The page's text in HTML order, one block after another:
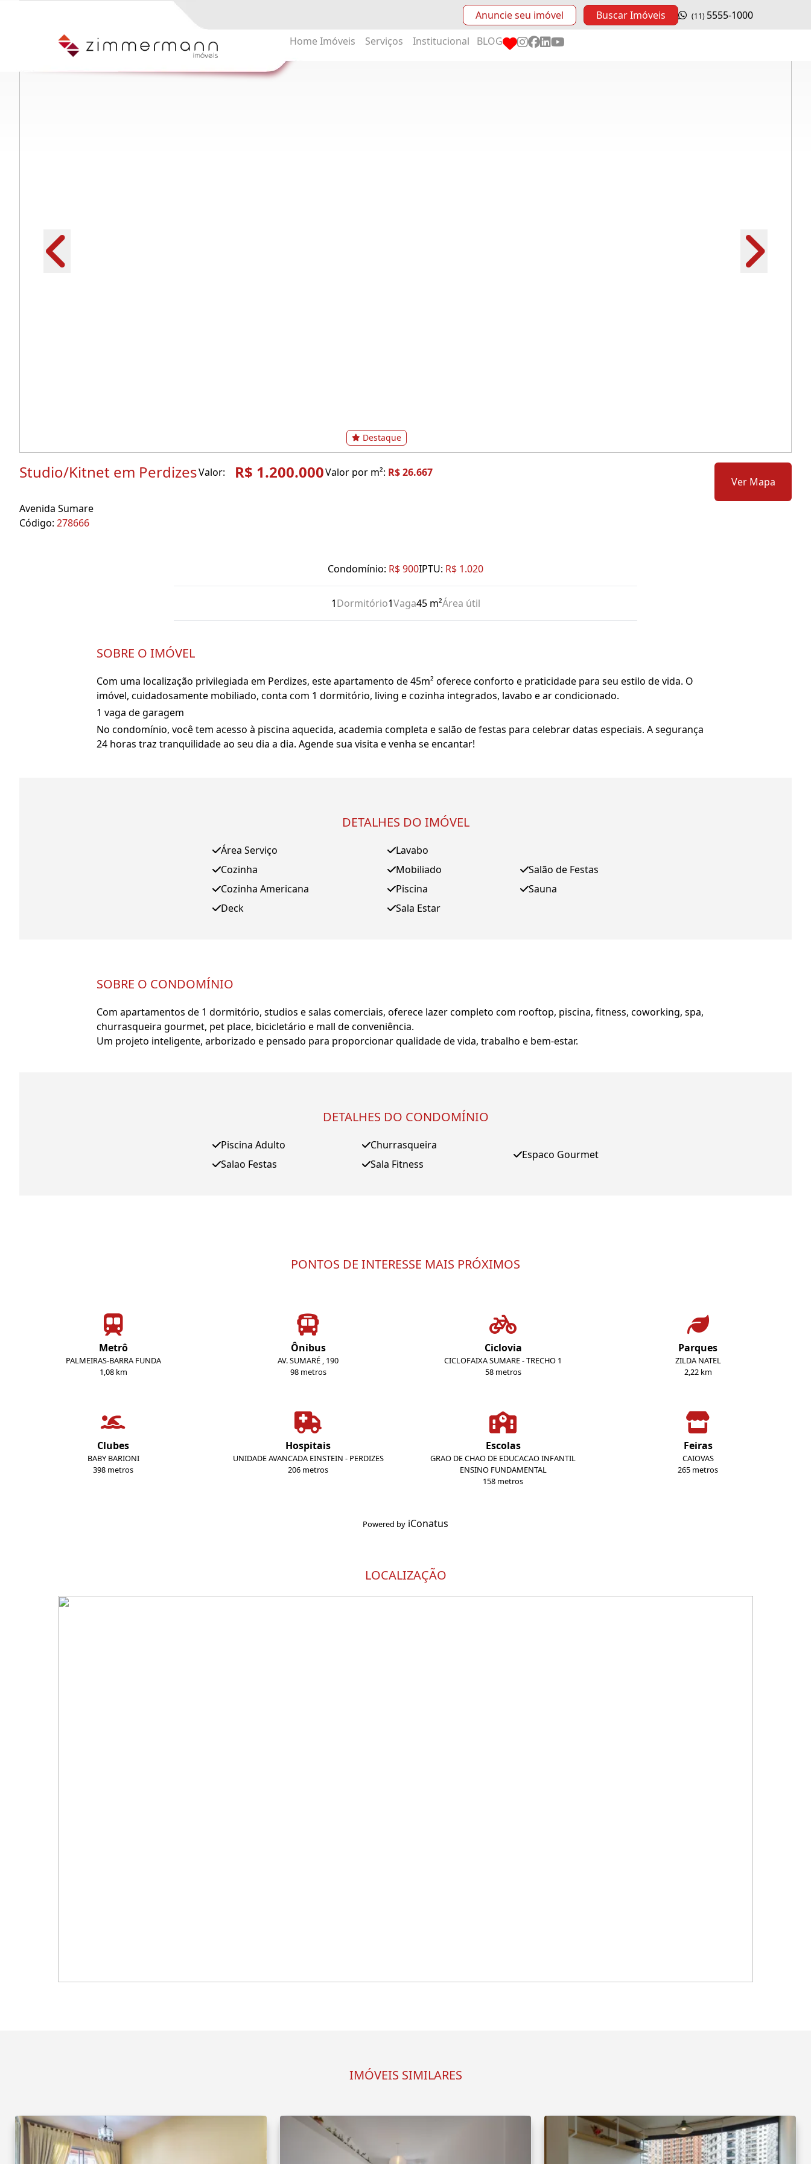
Anuncie seu imóvel Buscar Imóveis (11) 5555-1000
Home Imóveis Serviços Institucional BLOG
Destaque
Studio/Kitnet em PerdizesValor: R$ 1.200.000Valor por m²: R$ 26.667
Avenida Sumare
Código: 278666
Ver Mapa
Condomínio: R$ 900IPTU: R$ 1.020
1Dormitório1Vaga45 m²Área útil
SOBRE O IMÓVEL
Com uma localização privilegiada em Perdizes, este apartamento de 45m² oferece conforto e praticidade para seu estilo de vida. O
imóvel, cuidadosamente mobiliado, conta com 1 dormitório, living e cozinha integrados, lavabo e ar condicionado.
1 vaga de garagem
No condomínio, você tem acesso à piscina aquecida, academia completa e salão de festas para celebrar datas especiais. A segurança
24 horas traz tranquilidade ao seu dia a dia. Agende sua visita e venha se encantar!
DETALHES DO IMÓVEL
Área Serviço
Cozinha
Cozinha Americana
Deck
Lavabo
Mobiliado
Piscina
Sala Estar
Salão de Festas
Sauna
SOBRE O CONDOMÍNIO
Com apartamentos de 1 dormitório, studios e salas comerciais, oferece lazer completo com rooftop, piscina, fitness, coworking, spa,
churrasqueira gourmet, pet place, bicicletário e mall de conveniência.
Um projeto inteligente, arborizado e pensado para proporcionar qualidade de vida, trabalho e bem-estar.
DETALHES DO CONDOMÍNIO
Piscina Adulto
Salao Festas
Churrasqueira
Sala Fitness
Espaco Gourmet
PONTOS DE INTERESSE MAIS PRÓXIMOS
Metrô
PALMEIRAS-BARRA FUNDA
1,08 km
Ônibus
AV. SUMARÉ , 190
98 metros
Ciclovia
CICLOFAIXA SUMARE - TRECHO 1
58 metros
Parques
ZILDA NATEL
2,22 km
Clubes
BABY BARIONI
398 metros
Hospitais
UNIDADE AVANCADA EINSTEIN - PERDIZES
206 metros
Escolas
GRAO DE CHAO DE EDUCACAO INFANTIL
ENSINO FUNDAMENTAL
158 metros
Feiras
CAIOVAS
265 metros
Powered by iConatus
LOCALIZAÇÃO
IMÓVEIS SIMILARES